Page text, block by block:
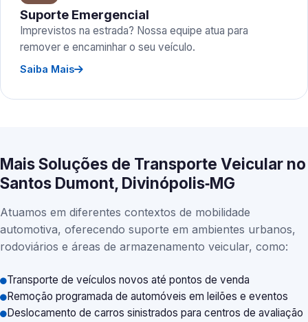
Suporte Emergencial
Imprevistos na estrada? Nossa equipe atua para
remover e encaminhar o seu veículo.
Saiba Mais
Mais Soluções de Transporte Veicular no
Santos Dumont, Divinópolis‑MG
Atuamos em diferentes contextos de mobilidade
automotiva, oferecendo suporte em ambientes urbanos,
rodoviários e áreas de armazenamento veicular, como:
Transporte de veículos novos até pontos de venda
Remoção programada de automóveis em leilões e eventos
Deslocamento de carros sinistrados para centros de avaliação